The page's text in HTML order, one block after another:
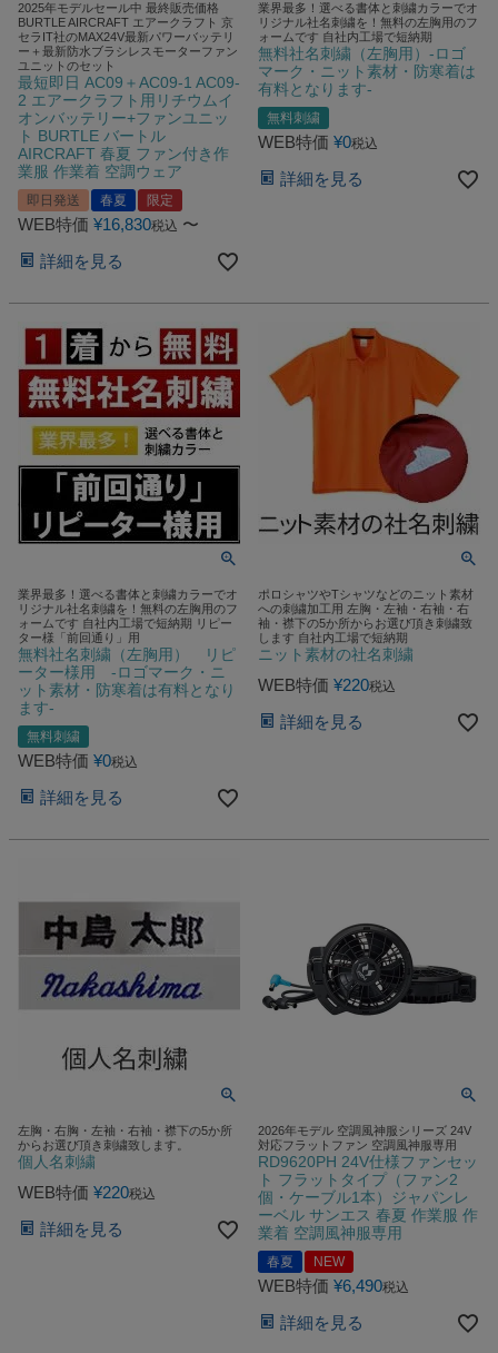
2025年モデルセール中 最終販売価格
BURTLE AIRCRAFT エアークラフト 京
セラIT社のMAX24V最新パワーバッテリ
ー＋最新防水ブラシレスモーターファン
ユニットのセット
最短即日 AC09＋AC09-1 AC09-
2 エアークラフト用リチウムイ
オンバッテリー+ファンユニッ
ト BURTLE バートル
AIRCRAFT 春夏 ファン付き作
業服 作業着 空調ウェア
即日発送 春夏 限定
WEB特価 ¥16,830税込 〜
詳細を見る
業界最多！選べる書体と刺繍カラーでオ
リジナル社名刺繍を！無料の左胸用のフ
ォームです 自社内工場で短納期
無料社名刺繍（左胸用）-ロゴ
マーク・ニット素材・防寒着は
有料となります-
無料刺繍
WEB特価 ¥0税込
詳細を見る
業界最多！選べる書体と刺繍カラーでオ
リジナル社名刺繍を！無料の左胸用のフ
ォームです 自社内工場で短納期 リピー
ター様「前回通り」用
無料社名刺繍（左胸用） リピ
ーター様用 -ロゴマーク・ニ
ット素材・防寒着は有料となり
ます-
無料刺繍
WEB特価 ¥0税込
詳細を見る
ポロシャツやTシャツなどのニット素材
への刺繍加工用 左胸・左袖・右袖・右
袖・襟下の5か所からお選び頂き刺繍致
します 自社内工場で短納期
ニット素材の社名刺繍
WEB特価 ¥220税込
詳細を見る
左胸・右胸・左袖・右袖・襟下の5か所
からお選び頂き刺繍致します。
個人名刺繍
WEB特価 ¥220税込
詳細を見る
2026年モデル 空調風神服シリーズ 24V
対応フラットファン 空調風神服専用
RD9620PH 24V仕様ファンセッ
ト フラットタイプ（ファン2
個・ケーブル1本）ジャパンレ
ーベル サンエス 春夏 作業服 作
業着 空調風神服専用
春夏 NEW
WEB特価 ¥6,490税込
詳細を見る